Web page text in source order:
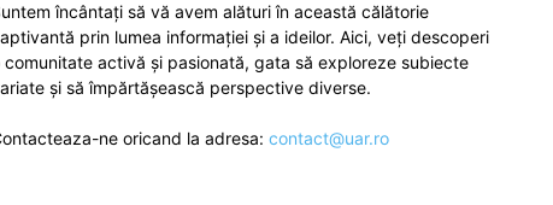
încântați să vă avem alături în această călătorie
prin lumea informației și a ideilor. Aici, veți descoperi
comunitate activă și pasionată, gata să exploreze subiecte
și să împărtășească perspective diverse.
ne oricand la adresa: contact@uar.ro